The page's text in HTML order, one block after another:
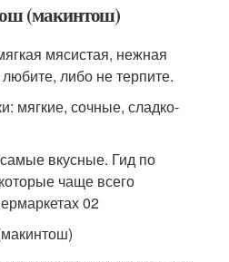
(макинтош)
мясистая, нежная
либо не терпите.
мягкие, сочные, сладко-